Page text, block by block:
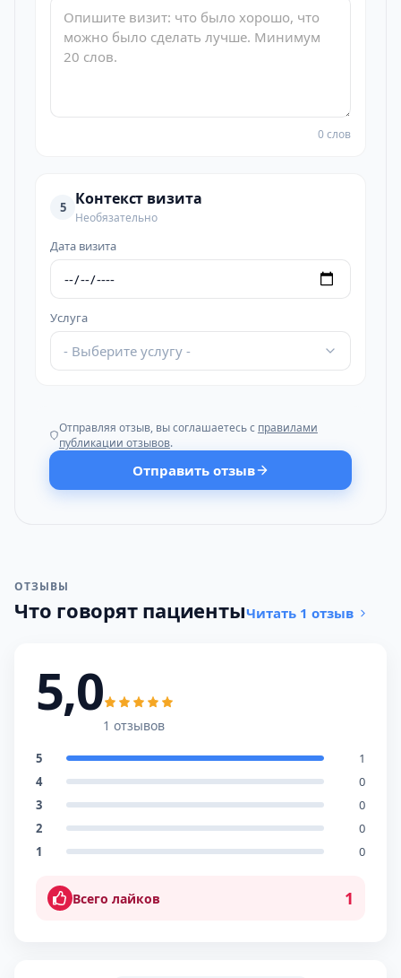
0 слов
5 Контекст визита
Необязательно
Дата визита
Услуга
- Выберите услугу -
Отправляя отзыв, вы соглашаетесь с правилами
публикации отзывов.
Отправить отзыв
ОТЗЫВЫ
Что говорят пациентыЧитать 1 отзыв
5,0
1 отзывов
5
1
4
0
3
0
2
0
1
0
Всего лайков 1